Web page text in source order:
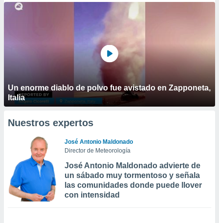
Un enorme diablo de polvo fue avistado en Zapponeta,
Italia
Nuestros expertos
José Antonio Maldonado
Director de Meteorología
José Antonio Maldonado advierte de
un sábado muy tormentoso y señala
las comunidades donde puede llover
con intensidad